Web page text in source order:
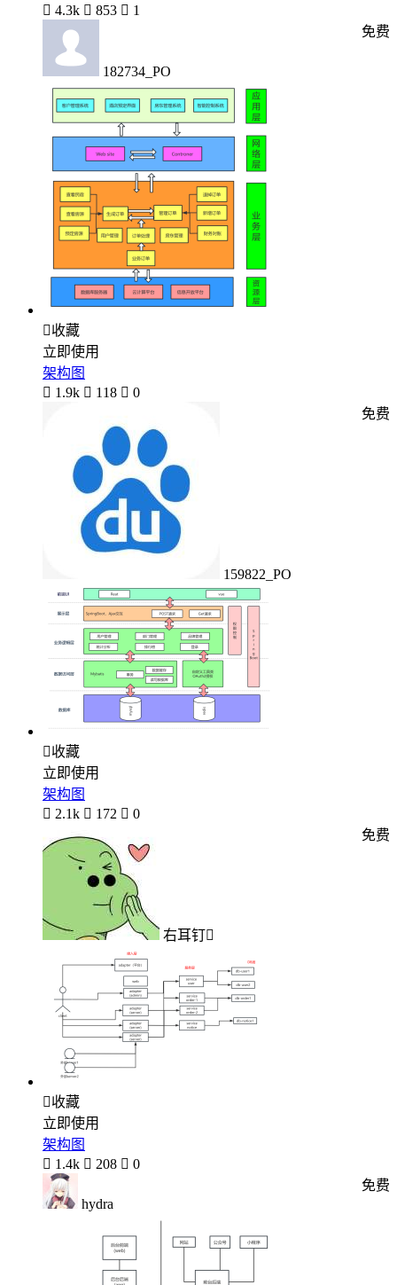
 4.3k  853  1
182734_PO
免费
收藏
立即使用
架构图
 1.9k  118  0
159822_PO
免费
收藏
立即使用
架构图
 2.1k  172  0
右耳钉
免费
收藏
立即使用
架构图
 1.4k  208  0
hydra
免费